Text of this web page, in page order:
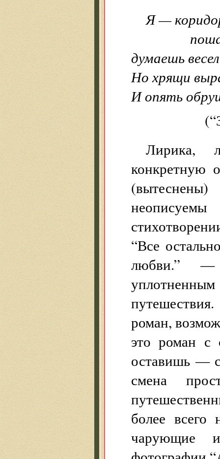
Я —
думаешь
Но хрящи
И опять
Лирика,
конкретную
“Все
любви.” —
роман,
это роман с
оставишь —
смена
более всего
чарующие